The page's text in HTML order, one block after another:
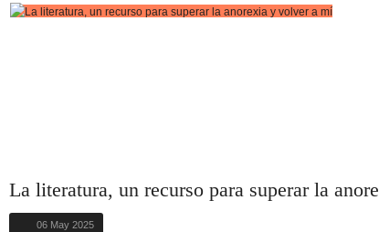
La literatura, un recurso para superar la
06 May 2025